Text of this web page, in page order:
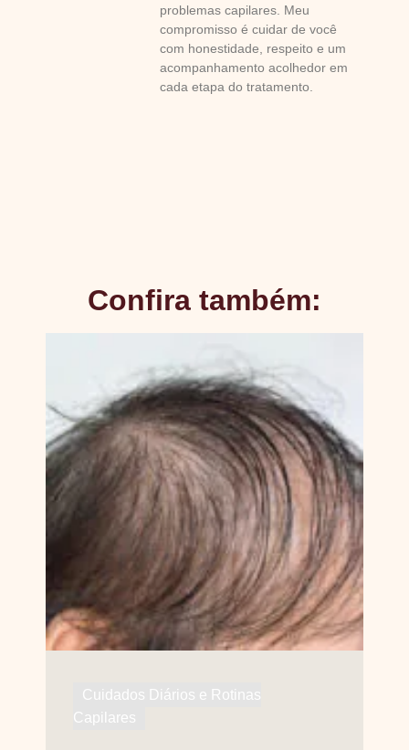
problemas capilares. Meu
compromisso é cuidar de você
com honestidade, respeito e um
acompanhamento acolhedor em
cada etapa do tratamento.
Confira também:
Cuidados Diários e Rotinas
Capilares